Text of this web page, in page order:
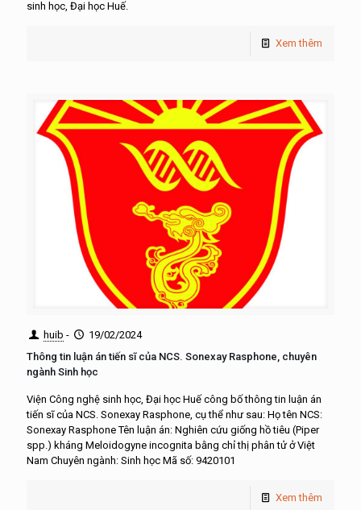
sinh học, Đại học Huế.
Xem thêm
huib -
19/02/2024
Thông tin luận án tiến sĩ của NCS. Sonexay Rasphone, chuyên
ngành Sinh học
Viện Công nghệ sinh học, Đại học Huế công bố thông tin luận án
tiến sĩ của NCS. Sonexay Rasphone, cụ thể như sau: Họ tên NCS:
Sonexay Rasphone Tên luận án: Nghiên cứu giống hồ tiêu (Piper
spp.) kháng Meloidogyne incognita bằng chỉ thị phân tử ở Việt
Nam Chuyên ngành: Sinh học Mã số: 9420101
Xem thêm